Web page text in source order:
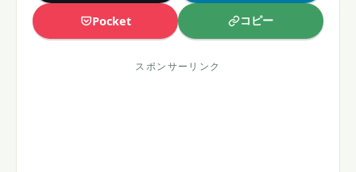
Pocket コピー
スポンサーリンク